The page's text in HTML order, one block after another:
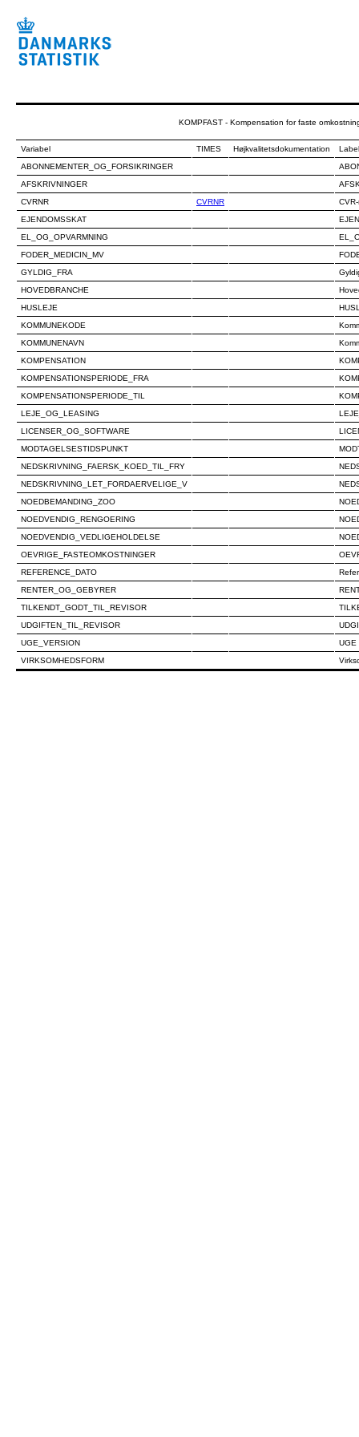
KOMPFAST - Kompensation for faste
Variabel TIMES Højkvalitetsdokumentation
Label
ABONNEMENTER_OG_FORSIKRINGER
AFSKRIVNINGER
CVRNR
CVRNR
EJENDOMSSKAT
EL_OG_OPVARMNING
FODER_MEDICIN_MV
GYLDIG_FRA
HOVEDBRANCHE
HUSLEJE
KOMMUNEKODE
KOMMUNENAVN
KOMPENSATION
KOMPENSATIONSPERIODE_FRA
KOMPENSATIONSPERIODE_TIL
LEJE_OG_LEASING
LICENSER_OG_SOFTWARE
MODTAGELSESTIDSPUNKT
NEDSKRIVNING_FAERSK_KOED_TIL_FRY
NEDSKRIVNING_LET_FORDAERVELIGE_V
NOEDBEMANDING_ZOO
NOEDVENDIG_RENGOERING
NOEDVENDIG_VEDLIGEHOLDELSE
OEVRIGE_FASTEOMKOSTNINGER
REFERENCE_DATO
RENTER_OG_GEBYRER
TILKENDT_GODT_TIL_REVISOR
UDGIFTEN_TIL_REVISOR
UGE_VERSION
UGE
VIRKSOMHEDSFORM